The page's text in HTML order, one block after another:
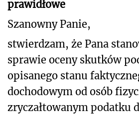
prawidłowe
Szanowny Panie,
stwierdzam, że Pana
sprawie oceny skutków
opisanego stanu
dochodowym od osób
zryczałtowanym podatku